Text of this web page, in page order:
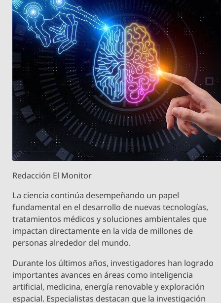
Redacción El Monitor
La ciencia continúa desempeñando un papel
fundamental en el desarrollo de nuevas tecnologías,
tratamientos médicos y soluciones ambientales que
impactan directamente en la vida de millones de
personas alrededor del mundo.
Durante los últimos años, investigadores han logrado
importantes avances en áreas como inteligencia
artificial, medicina, energía renovable y exploración
espacial. Especialistas destacan que la investigación